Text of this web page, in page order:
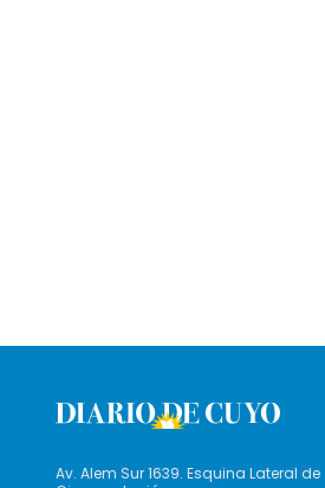
Av. Alem Sur 1639. Esquina Lateral de